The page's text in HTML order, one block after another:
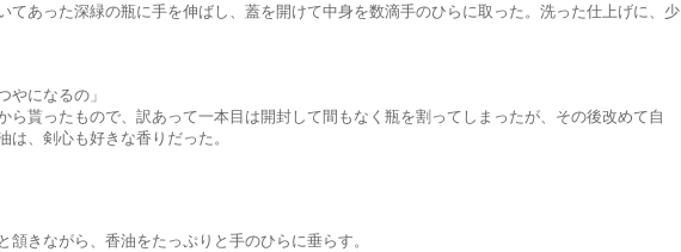
緑の瓶に手を伸ばし、蓋を開けて中身を数滴手のひらに取った。洗った仕上げに、少
なるの」
ので、訳あって一本目は開封して間もなく瓶を割ってしまったが、その後改めて自
心も好きな香りだった。
ら、香油をたっぷりと手のひらに垂らす。